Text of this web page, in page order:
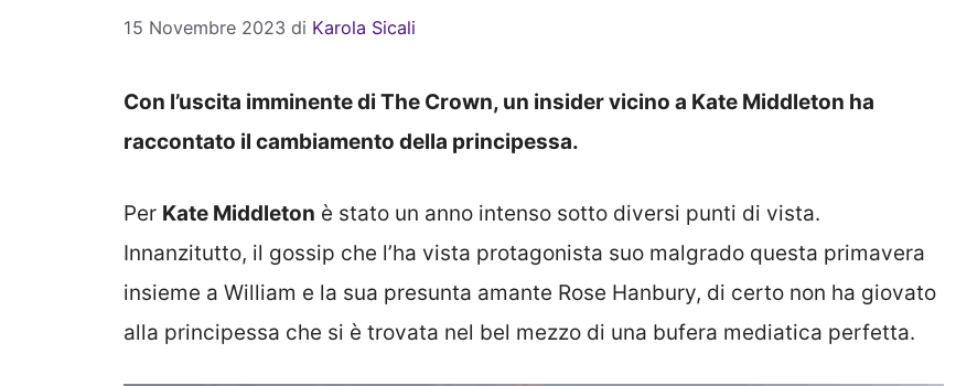
15 Novembre 2023 di Karola Sicali
Con l’uscita imminente di The Crown, un insider vicino a Kate Middleton ha
raccontato il cambiamento della principessa.
Per Kate Middleton è stato un anno intenso sotto diversi punti di vista.
Innanzitutto, il gossip che l’ha vista protagonista suo malgrado questa primavera
insieme a William e la sua presunta amante Rose Hanbury, di certo non ha giovato
alla principessa che si è trovata nel bel mezzo di una bufera mediatica perfetta.